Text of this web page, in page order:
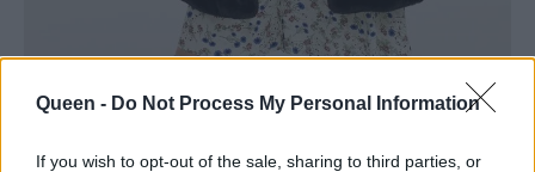
Queen - Do Not Process My Personal Information
If you wish to opt-out of the sale, sharing to third parties, or